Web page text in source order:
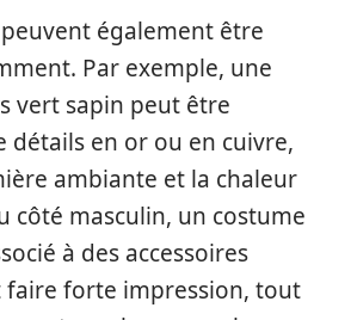
également être
Par exemple, une
vert sapin peut être
détails en or ou en cuivre,
ambiante et la chaleur
côté masculin, un costume
à des accessoires
faire forte impression, tout